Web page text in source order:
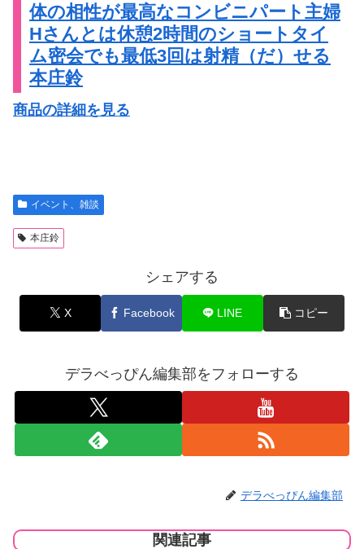
体の相性が最高なコンビニパート主婦
Hさんとは休憩2時間のショートタイ
ム密会でも最低3回は射精（だ）せる
本庄鈴
商品の詳細を見る
イベント、雑談
本庄鈴
シェアする
X Facebook LINE コピー
デラべっぴん編集部をフォローする
デラべっぴん編集部
関連記事